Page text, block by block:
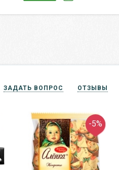
ЗАДАТЬ ВОПРОС ОТЗЫВЫ
-5%